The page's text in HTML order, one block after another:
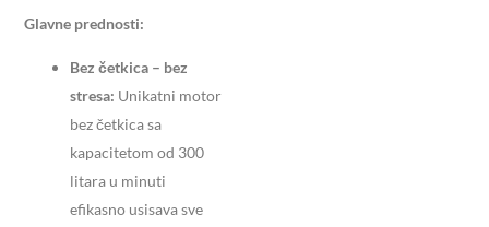
Glavne prednosti:
Bez četkica – bez
stresa: Unikatni motor
bez četkica sa
kapacitetom od 300
litara u minuti
efikasno usisava sve